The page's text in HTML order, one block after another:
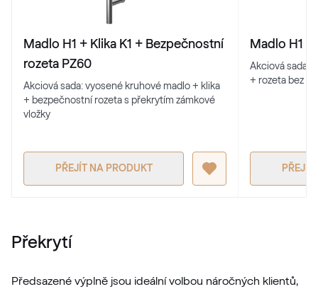
Madlo H1 + Klika K1 + Bezpečnostní
rozeta PZ60
Akciová sada: vyosené kruhové madlo + klika
+ bezpečnostní rozeta s překrytím zámkové
vložky
PŘEJÍT NA PRODUKT
Madlo H1 +
Akciová sada:
+ rozeta bez
PŘEJÍT
Překrytí
Předsazené výplně jsou ideální volbou náročných klientů,